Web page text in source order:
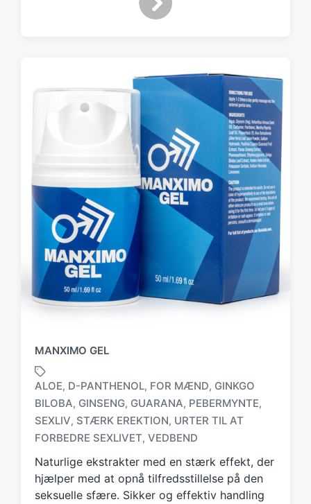
MANXIMO GEL
a
g
g
d
w
ALOE, D-PANTHENOL, FOR MÆND, GINKGO
BILOBA, GINSENG, GUARANA, PEBERMYNTE,
SEXLIV, STÆRK EREKTION, URTER TIL AT
FORBEDRE SEXLIVET, VEDBEND
Naturlige ekstrakter med en stærk effekt, der
hjælper med at opnå tilfredsstillelse på den
seksuelle sfære. Sikker og effektiv handling